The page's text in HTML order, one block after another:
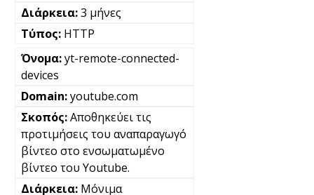
3 μήνες
HTTP
yt-remote-connected-
devices
youtube.com
Αποθηκεύει τις
προτιμήσεις του αναπαραγωγό
βίντεο στο ενσωματωμένο
βίντεο του Youtube.
Μόνιμα